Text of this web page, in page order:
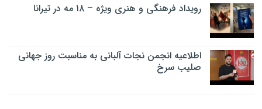
رویداد فرهنگی و هنری ویژه – ۱۸ مه در تیرانا
اطلاعیه انجمن نجات آلبانی به مناسبت روز جهانی
صلیب سرخ